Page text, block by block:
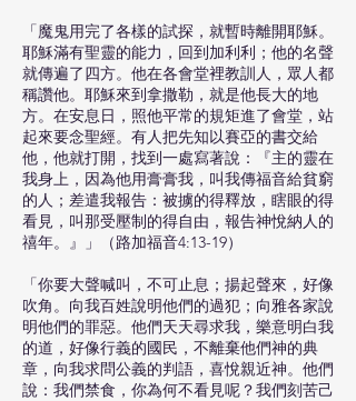
「魔鬼用完了各樣的試探，就暫時離開耶穌。
耶穌滿有聖靈的能力，回到加利利；他的名聲
就傳遍了四方。他在各會堂裡教訓人，眾人都
稱讚他。耶穌來到拿撒勒，就是他長大的地
方。在安息日，照他平常的規矩進了會堂，站
起來要念聖經。有人把先知以賽亞的書交給
他，他就打開，找到一處寫著說：『主的靈在
我身上，因為他用膏膏我，叫我傳福音給貧窮
的人；差遣我報告：被擄的得釋放，瞎眼的得
看見，叫那受壓制的得自由，報告神悅納人的
禧年。』」（路加福音4:13-19）
「你要大聲喊叫，不可止息；揚起聲來，好像
吹角。向我百姓說明他們的過犯；向雅各家說
明他們的罪惡。他們天天尋求我，樂意明白我
的道，好像行義的國民，不離棄他們神的典
章，向我求問公義的判語，喜悅親近神。他們
說：我們禁食，你為何不看見呢？我們刻苦己